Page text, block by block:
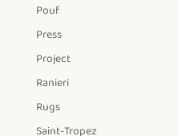
Pouf
Press
Project
Ranieri
Rugs
Saint-Tropez